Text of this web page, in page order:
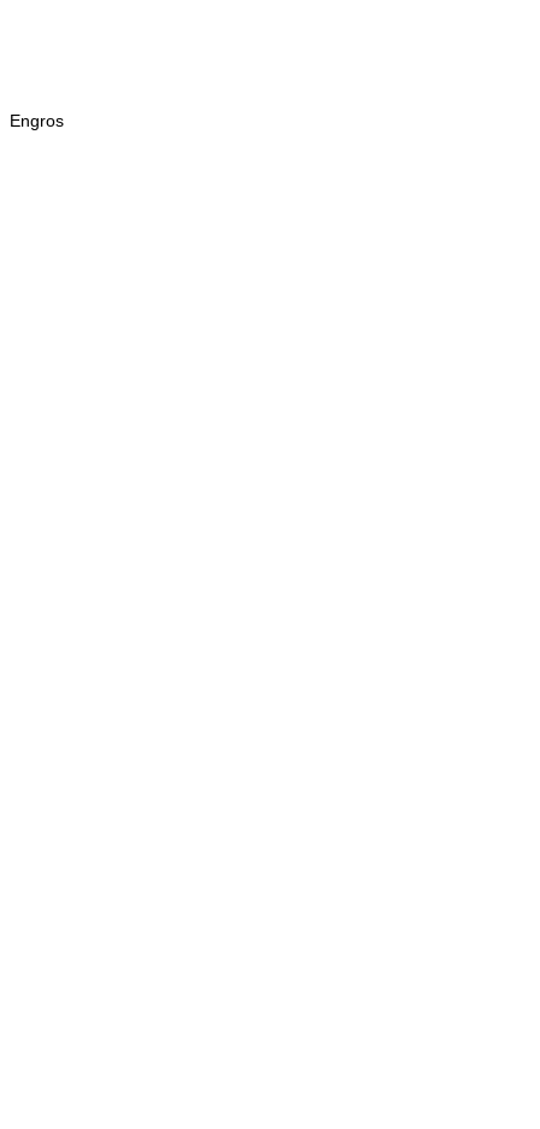
Engros